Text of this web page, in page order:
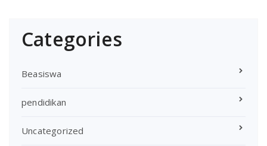
Categories
Beasiswa
pendidikan
Uncategorized